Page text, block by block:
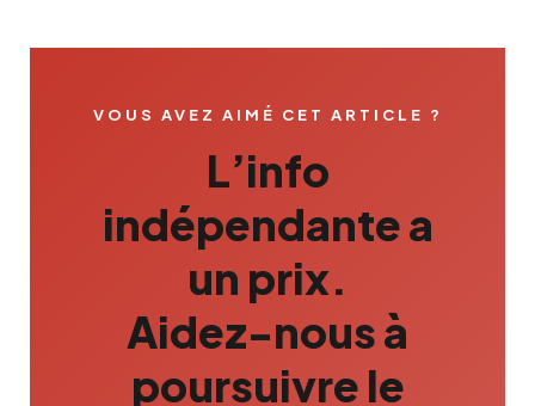
VOUS AVEZ AIMÉ CET ARTICLE ?
L’info
indépendante a
un prix.
Aidez-nous à
poursuivre le